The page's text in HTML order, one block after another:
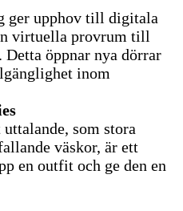
ger upphov till digitala
virtuella provrum till
öppnar nya dörrar
inom
som stora
väskor, är ett
en outfit och ge den en